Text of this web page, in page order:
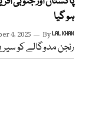
ہو گیا
4, 2025 ByLAL KHAN
رنجن مدوگالے کو